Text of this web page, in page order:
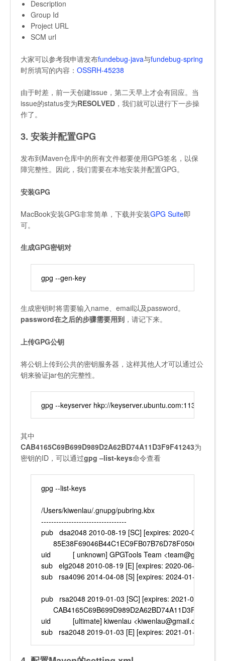
Description
Group Id
Project URL
SCM url
大家可以参考我申请发布fundebug-java与fundebug-spring
时所填写的内容： OSSRH-45238
由于时差，前一天创建issue，第二天早上才会有回应。当
issue的status变为RESOLVED ，我们就可以进行下一步操
作了。
3. 安装并配置GPG
发布到Maven仓库中的所有文件都要使用GPG签名，以保
障完整性。因此，我们需要在本地安装并配置GPG。
安装GPG
MacBook安装GPG非常简单，下载并安装GPG Suite即
可。
生成GPG密钥对
gpg --gen-key
生成密钥时将需要输入name、email以及password。
password在之后的步骤需要用到 ，请记下来。
上传GPG公钥
将公钥上传到公共的密钥服务器，这样其他人才可以通过公
钥来验证jar包的完整性。
gpg --keyserver hkp://keyserver.ubuntu.com:11371 --
其中
CAB4165C69B699D989D2A62BD74A11D3F9F41243为
密钥的ID，可以通过gpg –list-keys命令查看
gpg --list-keys
/Users/kiwenlau/.gnupg/pubring.kbx
----------------------------------
pub   dsa2048 2010-08-19 [SC] [expires: 2020-06-15]
      85E38F69046B44C1EC9FB07B76D78F0500D026C4
uid           [ unknown] GPGTools Team
sub   elg2048 2010-08-19 [E] [expires: 2020-06-15]
sub   rsa4096 2014-04-08 [S] [expires: 2024-01-02]
pub   rsa2048 2019-01-03 [SC] [expires: 2021-01-02]
      CAB4165C69B699D989D2A62BD74A11D3F9F41243
uid           [ultimate] kiwenlau <kiwenlau@gmail.com>
sub   rsa2048 2019-01-03 [E] [expires: 2021-01-02]